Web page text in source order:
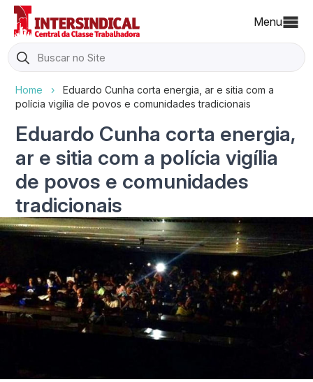
Menu
Search
for:
Home ›
Eduardo Cunha corta energia, ar e sitia com a
polícia vigília de povos e comunidades tradicionais
Eduardo Cunha corta energia,
ar e sitia com a polícia vigília
de povos e comunidades
tradicionais